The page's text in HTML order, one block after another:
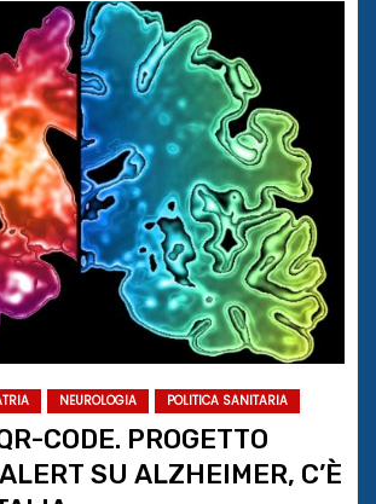
NEUROLOGIA POLITICA SANITARIA
CODE. PROGETTO
SU ALZHEIMER, C’È